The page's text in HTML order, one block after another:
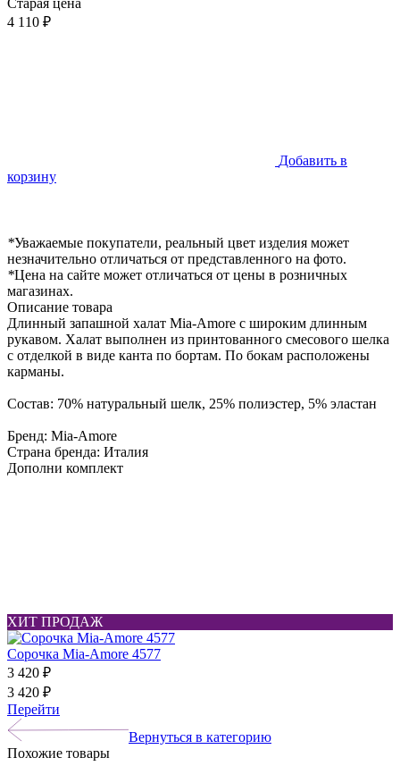
4 110 ₽
Добавить в
корзину
*Уважаемые покупатели, реальный цвет изделия может
незначительно отличаться от представленного на фото.
*Цена на сайте может отличаться от цены в розничных
магазинах.
Описание товара
Длинный запашной халат Mia-Amore с широким длинным
рукавом. Халат выполнен из принтованного смесового шелка
с отделкой в виде канта по бортам. По бокам расположены
карманы.
Состав: 70% натуральный шелк, 25% полиэстер, 5% эластан
Бренд: Mia-Amore
Страна бренда: Италия
Дополни комплект
ХИТ ПРОДАЖ
Сорочка Mia-Amore 4577
3 420 ₽
3 420 ₽
Перейти
Вернуться в категорию
Похожие товары